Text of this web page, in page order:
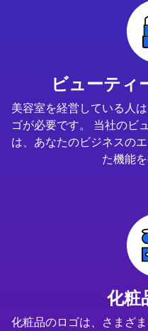
ビューティ
美容室を経営している人
ゴが必要です。 当社のビ
は、あなたのビジネスの
た機能
化粧
化粧品のロゴは、さまざ